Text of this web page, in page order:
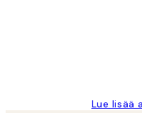
Lue lisää